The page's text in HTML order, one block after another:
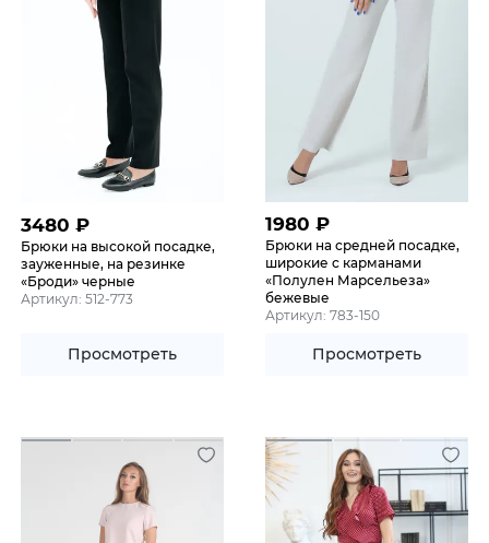
3480 ₽
Брюки на высокой посадке,
зауженные, на резинке
«Броди» черные
Артикул: 512-773
Просмотреть
1980 ₽
Брюки на средней посадке,
широкие с карманами
«Полулен Марсельеза»
бежевые
Артикул: 783-150
Просмотреть